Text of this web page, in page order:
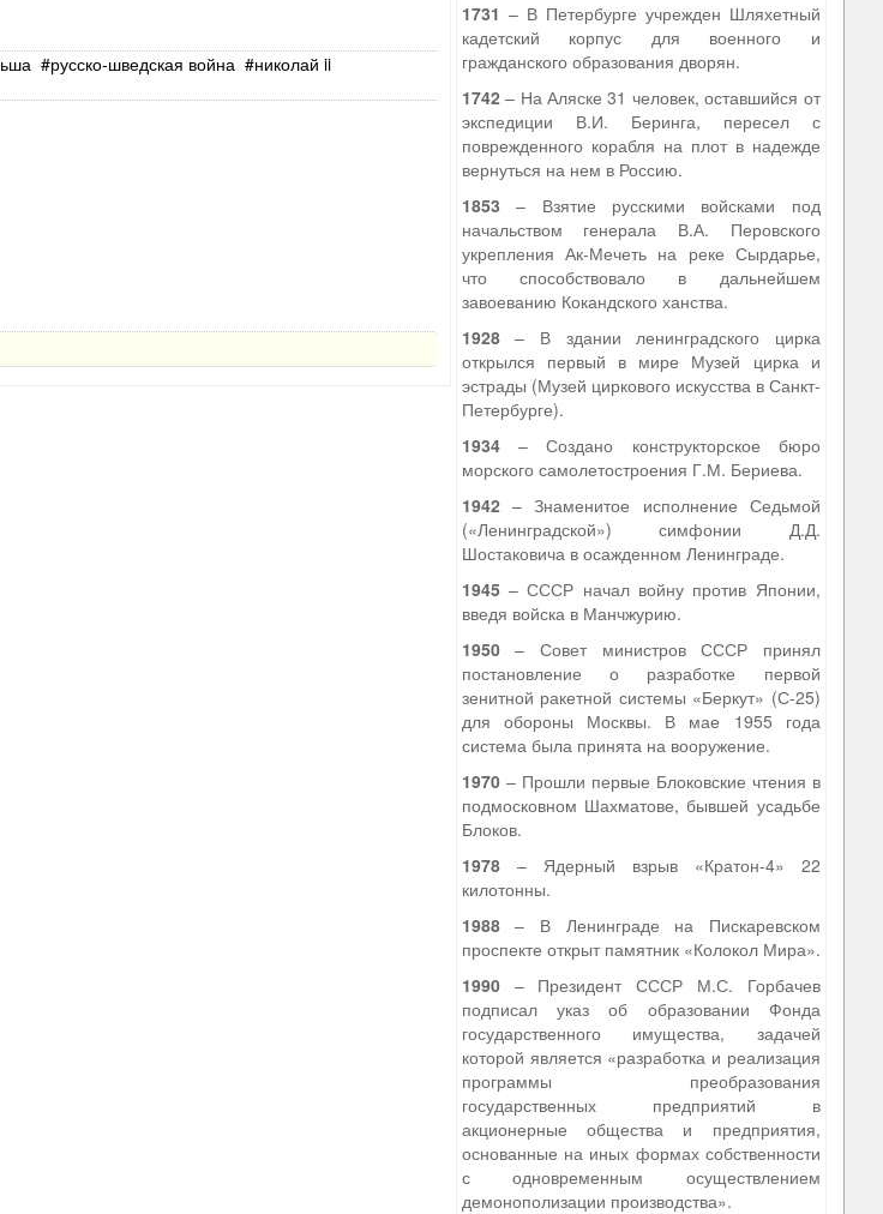
русско‐шведская война
николай ii
1731 – В Петербурге учрежден Шляхетный
кадетский корпус для военного и
гражданского образования дворян.
1742– На Аляске 31 человек, оставшийся от
экспедиции В.И. Беринга, пересел с
поврежденного корабля на плот в надежде
вернуться на нем в Россию.
1853 – Взятие русскими войсками под
начальством генерала В.А. Перовского
укрепления Ак-Мечеть на реке Сырдарье,
что способствовало в дальнейшем
завоеванию Кокандского ханства.
1928– В здании ленинградского цирка
открылся первый в мире Музей цирка и
эстрады (Музей циркового искусства в Санкт-
Петербурге).
1934– Создано конструкторское бюро
морского самолетостроения Г.М. Бериева.
1942– Знаменитое исполнение Седьмой
(«Ленинградской») симфонии Д.Д.
Шостаковича в осажденном Ленинграде.
1945– СССР начал войну против Японии,
введя войска в Манчжурию.
1950– Совет министров СССР принял
постановление о разработке первой
зенитной ракетной системы «Беркут» (С-25)
для обороны Москвы. В мае 1955 года
система была принята на вооружение.
1970– Прошли первые Блоковские чтения в
подмосковном Шахматове, бывшей усадьбе
Блоков.
1978– Ядерный взрыв «Кратон-4» 22
килотонны.
1988– В Ленинграде на Пискаревском
проспекте открыт памятник «Колокол Мира».
1990– Президент СССР М.С. Горбачев
подписал указ об образовании Фонда
государственного имущества, задачей
которой является «разработка и реализация
программы преобразования
государственных предприятий в
акционерные общества и предприятия,
основанные на иных формах собственности
с одновременным осуществлением
демонополизации производства».